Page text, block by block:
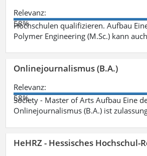
Relevanz:
58%
Hochschulen qualifizieren. Aufbau
Polymer Engineering (M.Sc.) kann
Onlinejournalismus (B.A.)
Relevanz:
58%
Society - Master of Arts Aufbau Eine
Onlinejournalismus (B.A.) ist
HeHRZ - Hessisches Hochschul-